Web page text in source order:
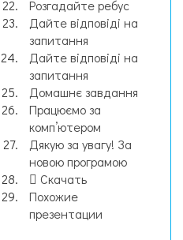
Розгадайте ребус
Дайте відповіді на
запитання
Дайте відповіді на
запитання
Домашнє завдання
Працюємо за
комп’ютером
Дякую за увагу! За
новою програмою
Скачать
Похожие
презентации